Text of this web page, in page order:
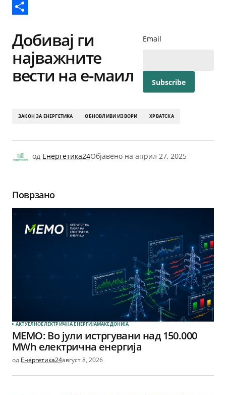
Reddit
Добивај ги
најважните
вести на е-маил
Email
ЗАКОН ЗА ЕНЕРГЕТИКА ОБНОВЛИВИ ИЗВОРИ ХРВАТСКА
од Енергетика24Објавено на април 27, 2025
Поврзано
АКТУЕЛНОЕЛЕКТРИЧНА ЕНЕРГИЈАМАКЕДОНИЈА
МЕМО: Во јули истргувани над 150.000
MWh електрична енергија
од Енергетика24август 8, 2026